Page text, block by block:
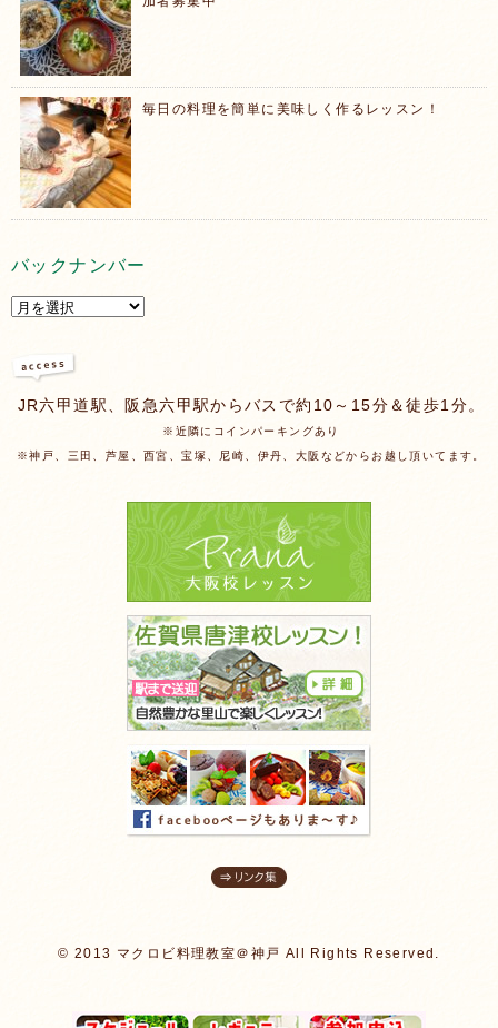
毎日の料理を簡単に美味しく作るレッスン！
バックナンバー
JR六甲道駅、阪急六甲駅からバスで約10～15分＆徒歩1分。
※近隣にコインパーキングあり
※神戸、三田、芦屋、西宮、宝塚、尼崎、伊丹、大阪などからお越し頂いてます。
© 2013 マクロビ料理教室＠神戸 All Rights Reserved.